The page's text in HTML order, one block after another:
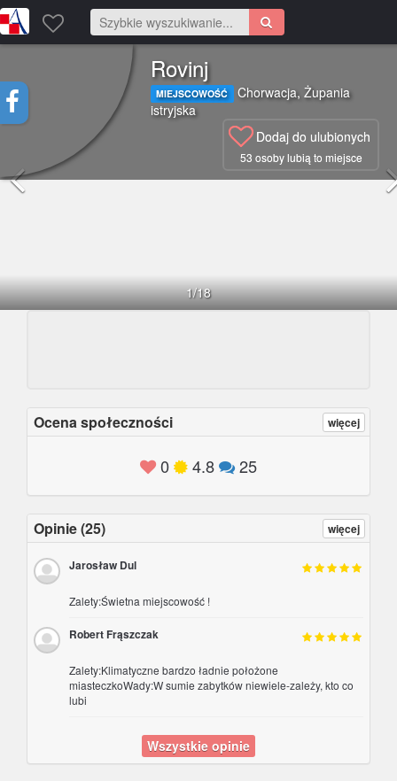
Rovinj
MIEJSCOWOŚĆ Chorwacja, Żupania
istryjska
Dodaj do ulubionych
53 osoby lubią to miejsce
1/18
Ocena społeczności więcej
Opinie (25) więcej
Jarosław Dul
Zalety:Świetna miejscowość !
Robert Frąszczak
Zalety:Klimatyczne bardzo ładnie położone
miasteczkoWady:W sumie zabytków niewiele-zależy, kto co
lubi
Wszystkie opinie